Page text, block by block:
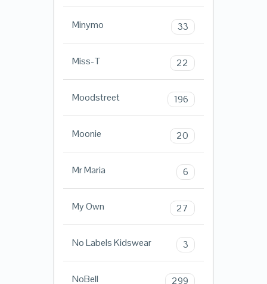
Minymo 33
Miss-T 22
Moodstreet 196
Moonie 20
Mr Maria 6
My Own 27
No Labels Kidswear 3
NoBell 299